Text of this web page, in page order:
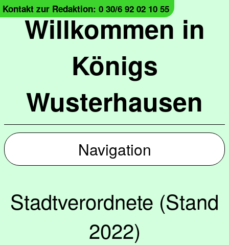
Willkommen in
Königs
Wusterhausen
Kontakt zur Redaktion: 0 30/6 92 02 10 55
Navigation
Stadtverordnete (Stand
2022)